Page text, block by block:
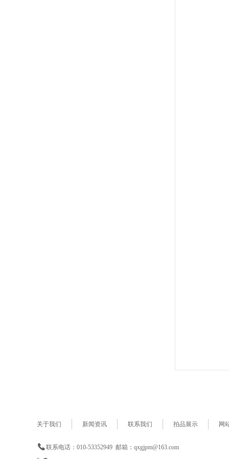
关于我们 新闻资讯 联系我们 拍品展示 网
联系电话：010-53352949 邮箱：qxgjpm@163.com